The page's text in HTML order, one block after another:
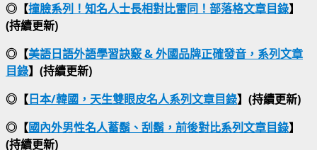
◎【撞臉系列！知名人士長相對比雷同！部落格文章目錄】
(持續更新)
◎【美語日語外語學習訣竅 & 外國品牌正確發音，系列文章
目錄】(持續更新)
◎【日本/韓國，天生雙眼皮名人系列文章目錄】(持續更新)
◎【國內外男性名人蓄鬍、刮鬍，前後對比系列文章目錄】
(持續更新)